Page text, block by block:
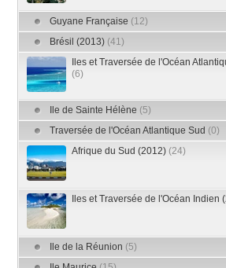
Guyane Française (12)
Brésil (2013) (41)
Iles et Traversée de l'Océan
(6)
Ile de Sainte Hélène (5)
Traversée de l'Océan Atlantique Sud (0)
Afrique du Sud (2012) (24)
Iles et Traversée de l'Océan Indien
Ile de la Réunion (5)